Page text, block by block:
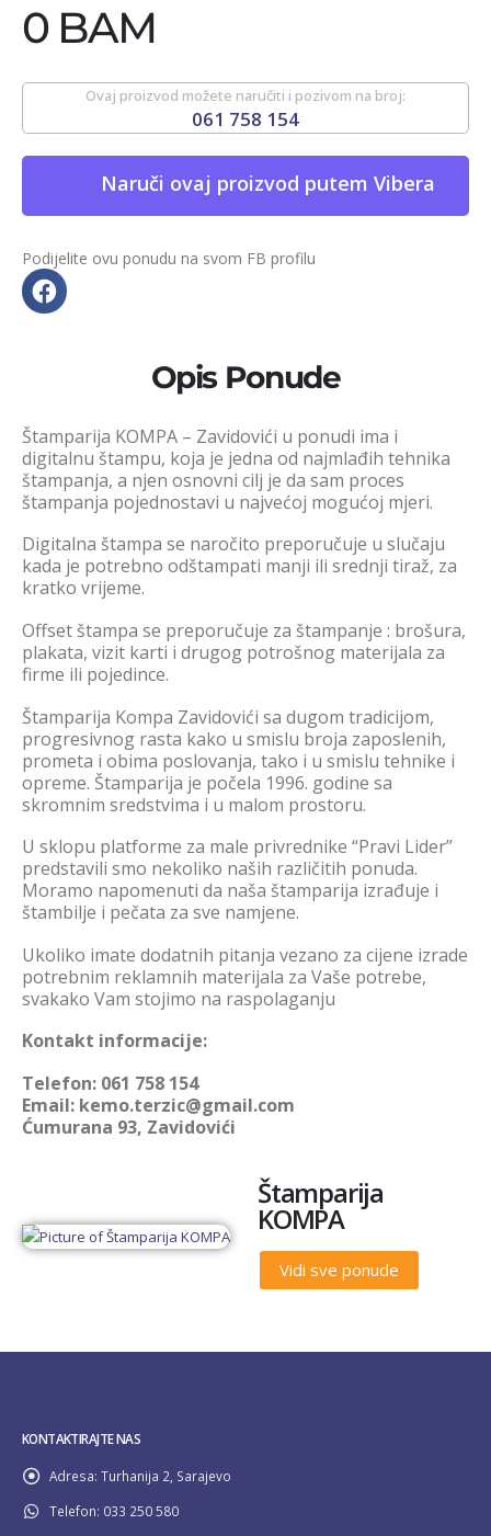
0 BAM
Ovaj proizvod možete naručiti i pozivom na broj:
061 758 154
Naruči ovaj proizvod putem Vibera
Podijelite ovu ponudu na svom FB profilu
Opis Ponude
Štamparija KOMPA – Zavidovići u ponudi ima i
digitalnu štampu, koja je jedna od najmlađih tehnika
štampanja, a njen osnovni cilj je da sam proces
štampanja pojednostavi u najvećoj mogućoj mjeri.
Digitalna štampa se naročito preporučuje u slučaju
kada je potrebno odštampati manji ili srednji tiraž, za
kratko vrijeme.
Offset štampa se preporučuje za štampanje : brošura,
plakata, vizit karti i drugog potrošnog materijala za
firme ili pojedince.
Štamparija Kompa Zavidovići sa dugom tradicijom,
progresivnog rasta kako u smislu broja zaposlenih,
prometa i obima poslovanja, tako i u smislu tehnike i
opreme. Štamparija je počela 1996. godine sa
skromnim sredstvima i u malom prostoru.
U sklopu platforme za male privrednike “Pravi Lider”
predstavili smo nekoliko naših različitih ponuda.
Moramo napomenuti da naša štamparija izrađuje i
štambilje i pečata za sve namjene.
Ukoliko imate dodatnih pitanja vezano za cijene izrade
potrebnim reklamnih materijala za Vaše potrebe,
svakako Vam stojimo na raspolaganju
Kontakt informacije:
Telefon: 061 758 154
Email: kemo.terzic@gmail.com
Ćumurana 93, Zavidovići
Štamparija
KOMPA
Vidi sve ponude
KONTAKTIRAJTE NAS
Adresa: Turhanija 2, Sarajevo
Telefon: 033 250 580